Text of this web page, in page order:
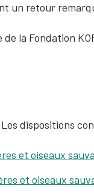
un retour
la Fondation
dispositions
et oiseaux
et oiseaux